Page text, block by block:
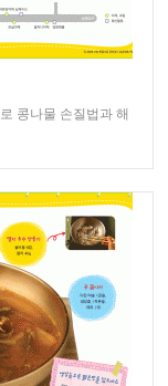
콩나물 손질법과 해